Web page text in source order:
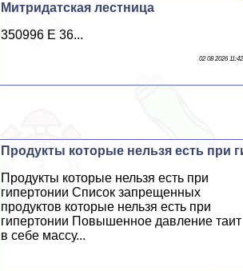
Митридатская лестница
350996 E 36...
02 08 2026
Продукты которые нельзя есть при
Продукты которые нельзя есть при
гипертонии Список запрещенных
продуктов которые нельзя есть при
гипертонии Повышенное давление таит
в себе массу...